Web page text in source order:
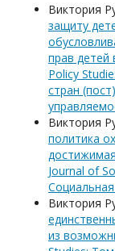
Виктория
защиту
прав детей
Policy
стран
Виктория
политика
Journal of
Виктория
из